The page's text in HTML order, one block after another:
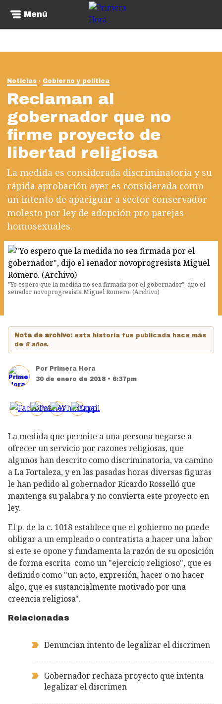
Menú
Noticias Gobierno y política
Reclaman al
gobernador que no
firme proyecto de
libertad religiosa
La medida es considerada discriminatoria y su
rápida aprobación ayer es considerada como
un intento de apaciguar a sector conservador
molesto por ley de adopción pro parejas
homosexuales.
"Yo espero que la medida no sea firmada por el gobernador", dijo el
senador novoprogresista Miguel Romero. (Archivo)
Nota de archivo: esta historia fue publicada hace más
de 8 años.
Por Primera Hora
30 de enero de 2018 • 6:37pm
La medida que permite a una persona negarse a
ofrecer un servicio por razones religiosas, que
algunos han descrito como discriminatoria, va camino
a La Fortaleza, y en las pasadas horas diversas figuras
le han pedido al gobernador Ricardo Rosselló que
mantenga su palabra y no convierta este proyecto en
ley.
El p. de la c. 1018 establece que el gobierno no puede
obligar a un empleado o contratista a hacer una labor
si este se opone y fundamenta la razón de su oposición
de forma escrita como un "ejercicio religioso", que es
definido como "un acto, expresión, hacer o no hacer
algo, que es sustancialmente motivado por una
creencia religiosa".
Relacionadas
Denuncian intento de legalizar el discrimen
Gobernador rechaza proyecto que intenta
legalizar el discrimen